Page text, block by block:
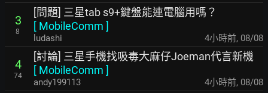
3
8
[問題] 三星tab s9+鍵盤能連電腦用嗎？
[ MobileComm ]
ludashi 4小時前, 08/08
4
74
[討論] 三星手機找吸毒大麻仔Joeman代言新機
[ MobileComm ]
andy199113 4小時前, 08/08